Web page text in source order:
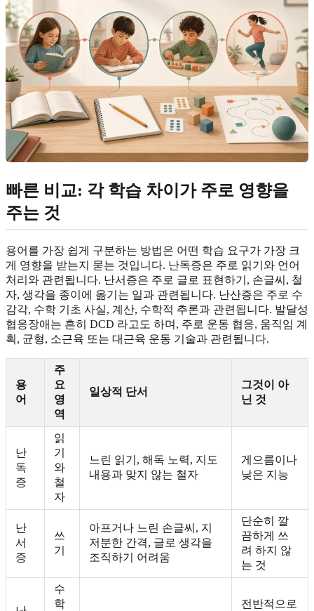
빠른 비교: 각 학습 차이가 주로 영향을
주는 것
용어를 가장 쉽게 구분하는 방법은 어떤 학습 요구가 가장 크
게 영향을 받는지 묻는 것입니다. 난독증은 주로 읽기와 언어
처리와 관련됩니다. 난서증은 주로 글로 표현하기, 손글씨, 철
자, 생각을 종이에 옮기는 일과 관련됩니다. 난산증은 주로 수
감각, 수학 기초 사실, 계산, 수학적 추론과 관련됩니다. 발달성
협응장애는 흔히 DCD 라고도 하며, 주로 운동 협응, 움직임 계
획, 균형, 소근육 또는 대근육 운동 기술과 관련됩니다.
용
어
주
요
영
역
일상적 단서
그것이 아
닌 것
난
독
증
읽
기
와
철
자
느린 읽기, 해독 노력, 지도
내용과 맞지 않는 철자
게으름이나
낮은 지능
난
서
증
쓰
기
아프거나 느린 손글씨, 지
저분한 간격, 글로 생각을
조직하기 어려움
단순히 깔
끔하게 쓰
려 하지 않
는 것
수
학
전반적으로